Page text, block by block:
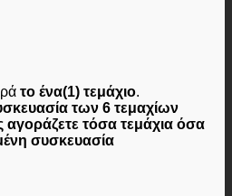
το ένα(1) τεμάχιο.
των 6 τεμαχίων
τόσα τεμάχια όσα
συσκευασία